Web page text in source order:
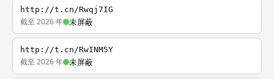
http://t.cn/Rwqj7IG
截至 2026 年 未屏蔽
http://t.cn/RwINM5Y
截至 2026 年 未屏蔽